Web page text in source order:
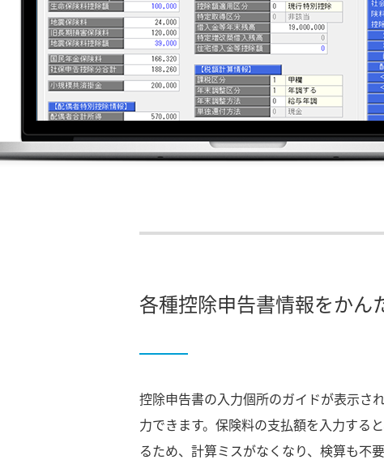
各種控除申告書情報をかん
控除申告書の入力個所のガイドが表示さ
力できます。保険料の支払額を入力する
るため、計算ミスがなくなり、検算も不要